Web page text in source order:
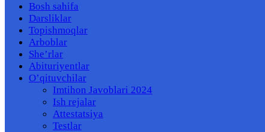
Bosh sahifa
Darsliklar
Topishmoqlar
Arboblar
She’rlar
Abituriyentlar
O’qituvchilar
Imtihon Javoblari 2024
Ish rejalar
Attestatsiya
Testlar